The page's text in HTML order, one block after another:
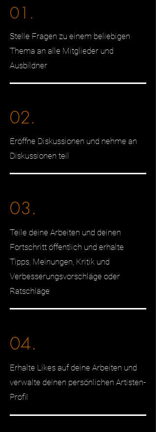
01.
Stelle Fragen zu einem beliebigen
Thema an alle Mitglieder und
Ausbildner
02.
Eröffne Diskussionen und nehme an
Diskussionen teil
03.
Teile deine Arbeiten und deinen
Fortschritt öffentlich und erhalte
Tipps, Meinungen, Kritik und
Verbesserungsvorschläge oder
Ratschläge
04.
Erhalte Likes auf deine Arbeiten und
verwalte deinen persönlichen Artisten-
Profil